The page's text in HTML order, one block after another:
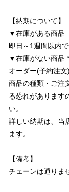
【納期について】
▼在庫がある商品
即日～1週間以内
▼在庫がない商品
オーダー(予約注文
商品の種類・ご注
る恐れがあります
い。
詳しい納期は、当
ます。
【備考】
チェーンは通りま